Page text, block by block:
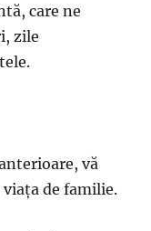
care ne
zile
vă
de familie.